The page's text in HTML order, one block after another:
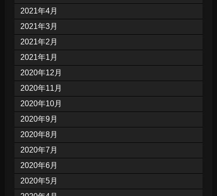
2021年4月
2021年3月
2021年2月
2021年1月
2020年12月
2020年11月
2020年10月
2020年9月
2020年8月
2020年7月
2020年6月
2020年5月